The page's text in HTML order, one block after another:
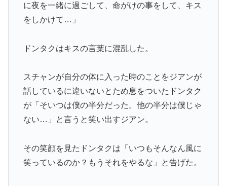
に夜を一緒に過ごして、命がけの事をして、キス
をしかけて…」
ドンタクはキスの言葉に混乱した。
スチャンが自分の体に入った時のことをジアンが
話しているに違いないとため息をついたドンタク
が「そいつは僕の半分だった。他の半分は僕じゃ
ない…」と言うと笑い出すジアン。
その笑顔を見たドンタクは「いつもそんなん風に
笑っているのか？もうそれをやるな」と告げた。